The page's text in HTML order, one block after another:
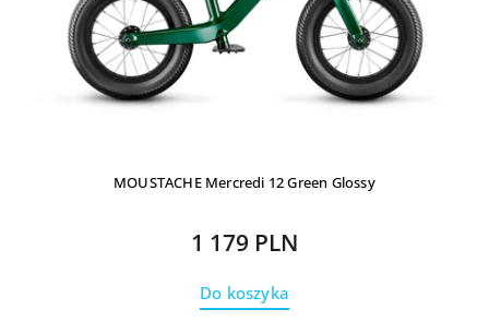
MOUSTACHE Mercredi 12 Green Glossy
1 179 PLN
Do koszyka